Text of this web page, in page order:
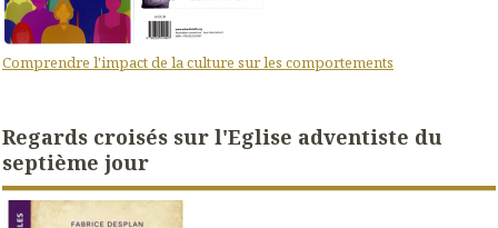
Comprendre l'impact de la culture sur les comportements
Regards croisés sur l'Eglise adventiste du
septième jour